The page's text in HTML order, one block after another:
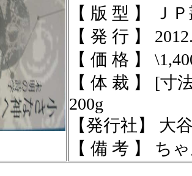
【 版 型 】 Ｊ
【 発 行 】
【 価 格 】
【 体 裁 】 [寸
200g
【発行社】 大
【 備 考 】